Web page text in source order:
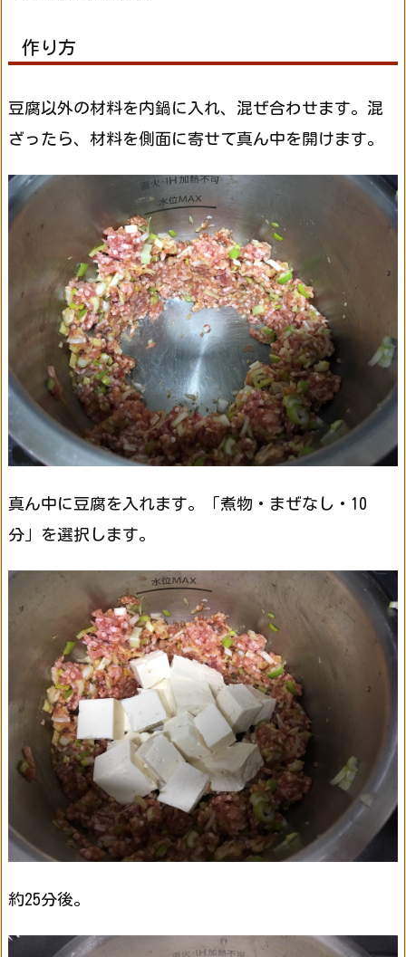
作り方
豆腐以外の材料を内鍋に入れ、混ぜ合わせます。混
ざったら、材料を側面に寄せて真ん中を開けます。
真ん中に豆腐を入れます。「煮物・まぜなし・10
分」を選択します。
約25分後。